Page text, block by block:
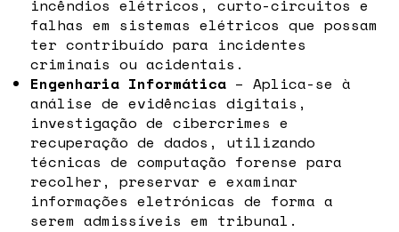
incêndios elétricos, curto-circuitos e
falhas em sistemas elétricos que possam
ter contribuído para incidentes
criminais ou acidentais.
Engenharia Informática – Aplica-se à
análise de evidências digitais,
investigação de cibercrimes e
recuperação de dados, utilizando
técnicas de computação forense para
recolher, preservar e examinar
informações eletrónicas de forma a
serem admissíveis em tribunal.